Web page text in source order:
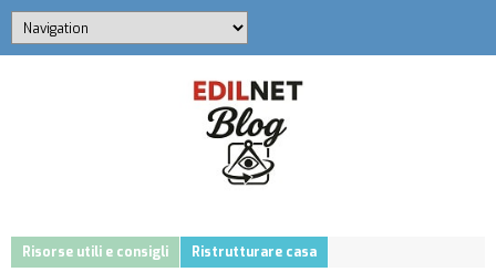
Risorse utili e consigli Ristrutturare casa